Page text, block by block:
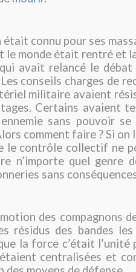
connu pour ses
le monde était rentré et
avait relancé le
conseils charges de
militaire avaient
Certains avaient
sans pouvoir se
comment faire ? Si on
le contrôle collectif ne
n’importe quel genre
sans
des compagnons
résidus des bandes les
la force c’était l’unité
centralisées et